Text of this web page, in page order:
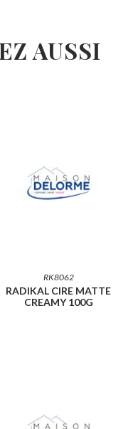
AUSSI
RK8062
RADIKAL CIRE MATTE
CREAMY 100G